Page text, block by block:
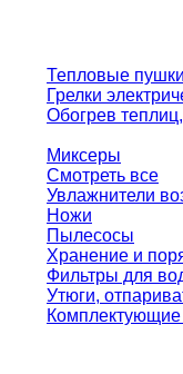
Тепловые пушки
Грелки
Обогрев
Миксеры
Смотреть все
Увлажнители
Ножи
Пылесосы
Хранение и
Фильтры для
Утюги,
Комплектующие